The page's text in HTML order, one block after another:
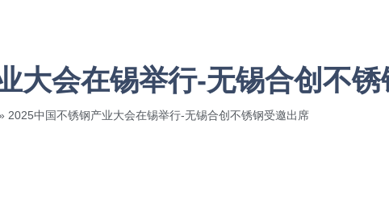
大会在锡举行-无锡合创不
2025中国不锈钢产业大会在锡举行-无锡合创不锈钢受邀出席